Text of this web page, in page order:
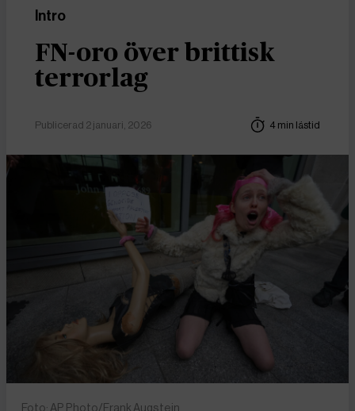
Intro
FN-oro över brittisk
terrorlag
Publicerad 2 januari, 2026 4 min lästid
Foto: AP Photo/Frank Augstein